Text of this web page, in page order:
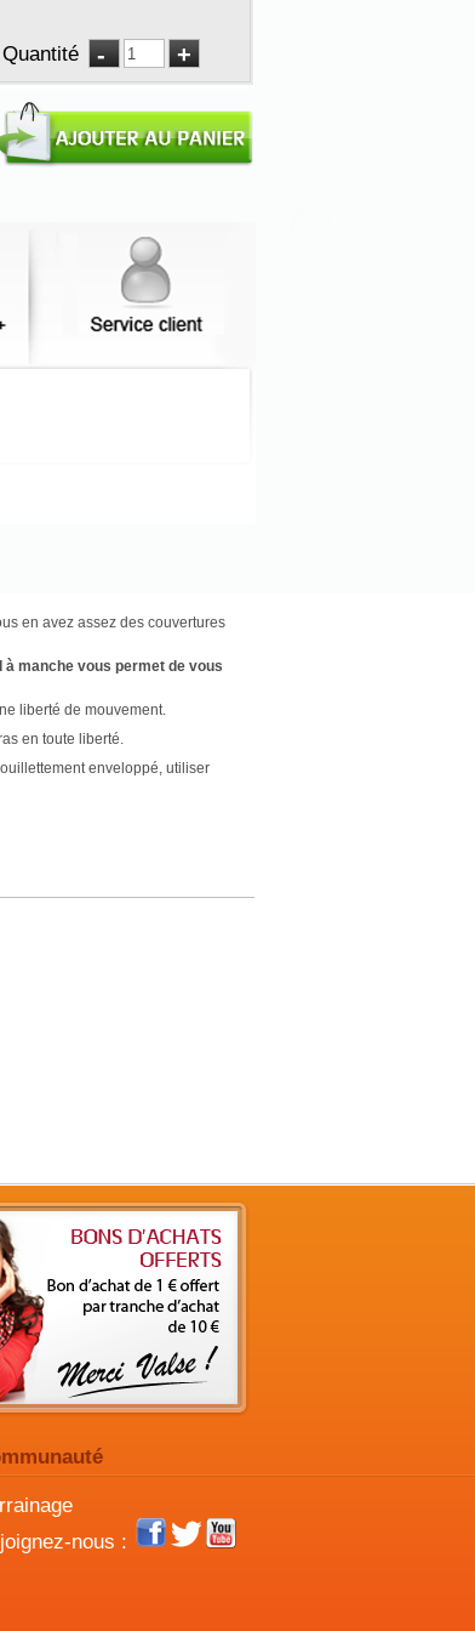
Quantité
en avez assez des couvertures
à manche vous permet de vous
liberté de mouvement.
en toute liberté.
enveloppé, utiliser
au chaud même par temps
au chaud.
qui vous permettent de
nous :